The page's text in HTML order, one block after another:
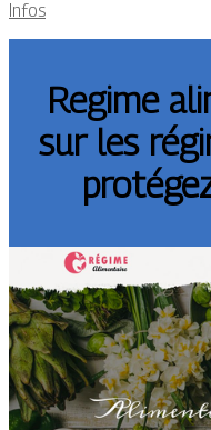
Infos
Regime
sur les